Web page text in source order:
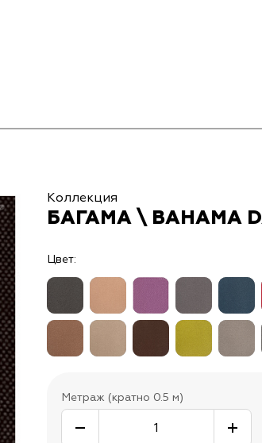
Коллекция
БАГАМА \ BAHAMA
Цвет:
Метраж (кратно 0.5 м)